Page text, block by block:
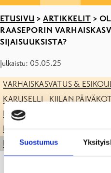
Suostumus
ETUSIVU > ARTIKKELIT >
RAASEPORIN
SIJAISUUKSISTA?
Julkaistu: 05.05.25
VARHAISKASVATUS &
KARUSELLI
KIILAN
MÄNTYKODON PÄIVÄKOTI
PINJAISTEN PÄIVÄKOTI
REKRYTOINTI